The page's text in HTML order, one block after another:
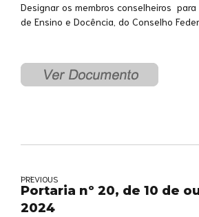
Designar os membros conselheiros para
de Ensino e Docência, do Conselho
PREVIOUS
Portaria nº 20, de 10 de
2024